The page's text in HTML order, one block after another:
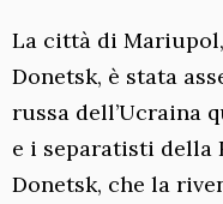
La città di
Donetsk, è stata
russa dell’Ucraina
e i separatisti della
Donetsk, che la